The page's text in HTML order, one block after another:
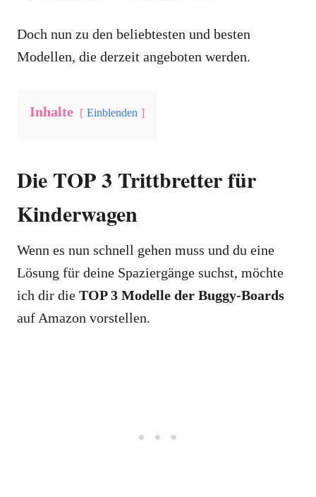
Doch nun zu den beliebtesten und besten
Modellen, die derzeit angeboten werden.
Inhalte Einblenden
Die TOP 3 Trittbretter für
Kinderwagen
Wenn es nun schnell gehen muss und du eine
Lösung für deine Spaziergänge suchst, möchte
ich dir die TOP 3 Modelle der Buggy-Boards
auf Amazon vorstellen.